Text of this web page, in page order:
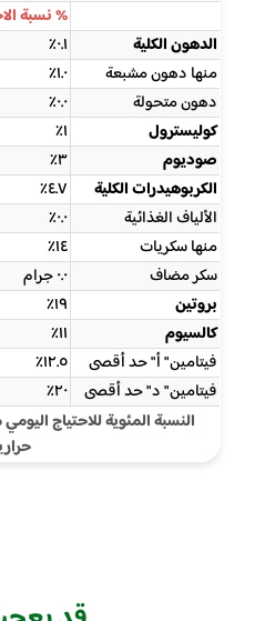
% نسبة
الدهون الكلية
٠.١٪
منها دهون مشبعة
١.٠٪
دهون متحولة
٠.٠٪
كوليسترول
١٪
صوديوم
٣٪
الكربوهيدرات الكلية
٤.٧٪
الألياف الغذائية
٠.٠٪
منها سكريات
١٤٪
سكر مضاف
٠.٠ جرام
بروتين
١٩٪
كالسيوم
١١٪
فيتامين " أ " حد أقصى
١٢.٥٪
فيتامين " د " حد أقصى
٢٠٪
النسبة المئوية للاحتياج